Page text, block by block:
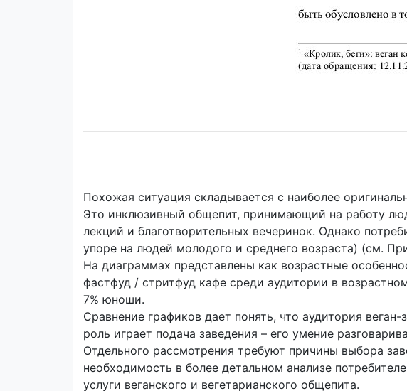
Похожая ситуация складывается с наиболее
Это инклюзивный общепит, принимающий на работу
лекций и благотворительных вечеринок. Однако
упоре на людей молодого и среднего возраста) (см.
На диаграммах представлены как возрастные
фастфуд / стритфуд кафе среди аудитории в
7% юноши.
Сравнение графиков дает понять, что аудитория
роль играет подача заведения – его умение
Отдельного рассмотрения требуют причины выбора
необходимость в более детальном анализе
услуги веганского и вегетарианского общепита.